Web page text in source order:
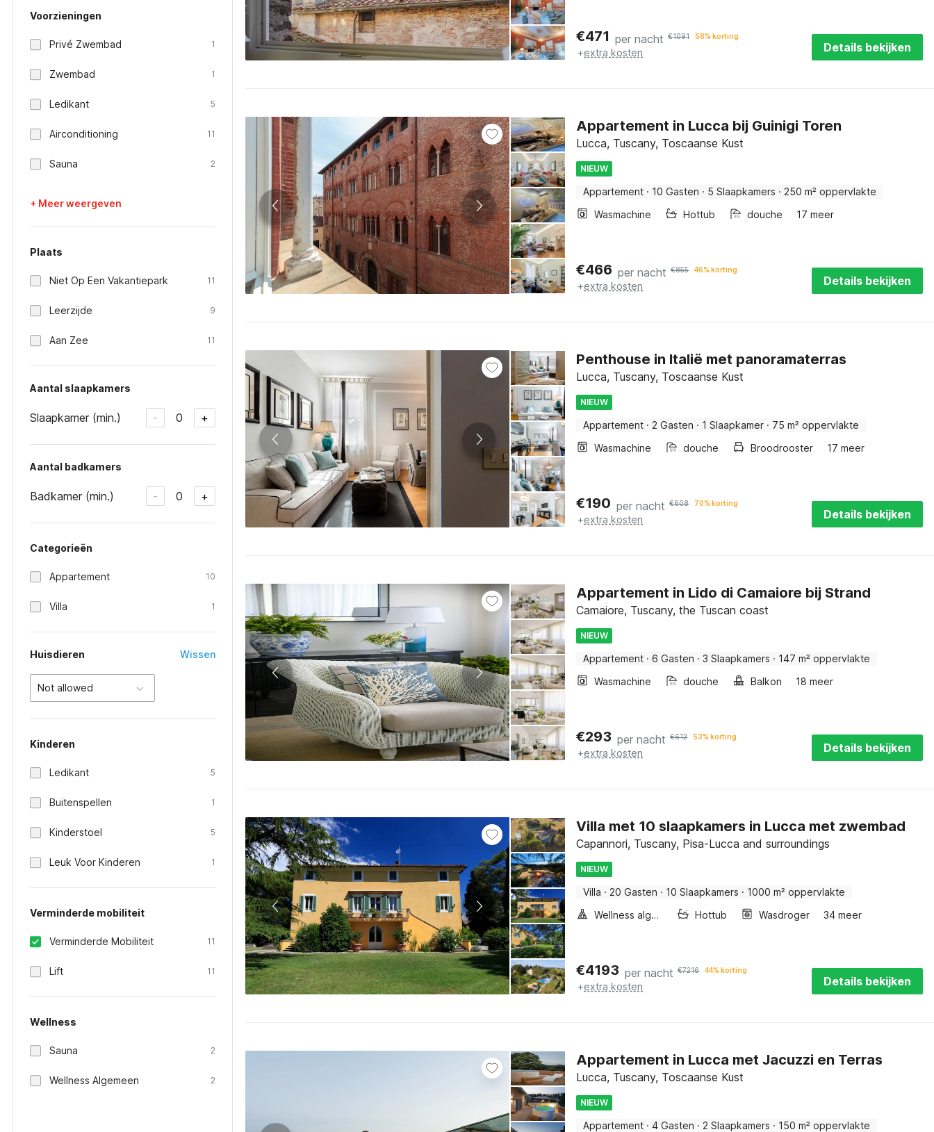
Voorzieningen
Privé Zwembad 1
Zwembad 1
Ledikant 5
Airconditioning 11
Sauna 2
+ Meer weergeven
Plaats
Niet Op Een Vakantiepark 11
Leerzijde 9
Aan Zee 11
Aantal slaapkamers
Slaapkamer (min.) - 0 +
Aantal badkamers
Badkamer (min.) - 0 +
Categorieën
Appartement 10
Villa 1
Huisdieren Wissen
Not allowed
Kinderen
Ledikant 5
Buitenspellen 1
Kinderstoel 5
Leuk Voor Kinderen 1
Verminderde mobiliteit
Verminderde Mobiliteit 11
Lift 11
Wellness
Sauna 2
Wellness Algemeen 2
€471 per nacht €1091 58% korting
+extra kosten Details bekijken
Appartement in Lucca bij Guinigi Toren
Lucca, Tuscany, Toscaanse Kust
NIEUW
Appartement · 10 Gasten · 5 Slaapkamers · 250 m² oppervlakte
Wasmachine
Hottub douche 17 meer
€466 per nacht €855 46% korting
+extra kosten Details bekijken
Penthouse in Italië met panoramaterras
Lucca, Tuscany, Toscaanse Kust
NIEUW
Appartement · 2 Gasten · 1 Slaapkamer · 75 m² oppervlakte
Wasmachine
douche Broodrooster 17 meer
€190 per nacht €608 70% korting
+extra kosten Details bekijken
Appartement in Lido di Camaiore bij Strand
Camaiore, Tuscany, the Tuscan coast
NIEUW
Appartement · 6 Gasten · 3 Slaapkamers · 147 m² oppervlakte
Wasmachine
douche Balkon 18 meer
€293 per nacht €612 53% korting
+extra kosten Details bekijken
Villa met 10 slaapkamers in Lucca met zwembad
Capannori, Tuscany, Pisa-Lucca and surroundings
NIEUW
Villa · 20 Gasten · 10 Slaapkamers · 1000 m² oppervlakte
Wellness algemeen
Hottub Wasdroger 34 meer
€4193 per nacht €7216 44% korting
+extra kosten Details bekijken
Appartement in Lucca met Jacuzzi en Terras
Lucca, Tuscany, Toscaanse Kust
NIEUW
Appartement · 4 Gasten · 2 Slaapkamers · 150 m² oppervlakte